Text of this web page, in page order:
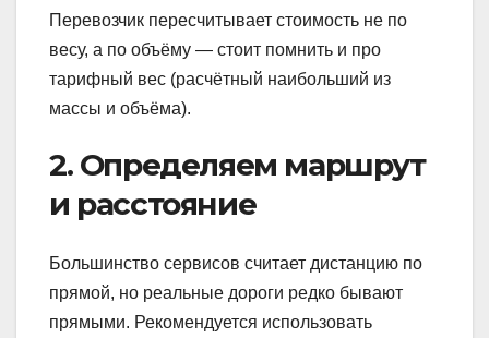
Перевозчик пересчитывает стоимость не по
весу, а по объёму — стоит помнить и про
тарифный вес (расчётный наибольший из
массы и объёма).
2. Определяем маршрут
и расстояние
Большинство сервисов считает дистанцию по
прямой, но реальные дороги редко бывают
прямыми. Рекомендуется использовать